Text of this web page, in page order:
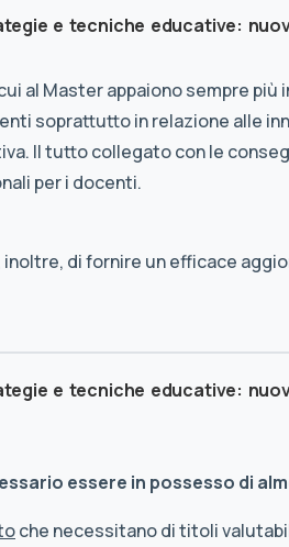
e tecniche educative:
al Master appaiono sempre
soprattutto in relazione alle
Il tutto collegato con le
per i docenti.
di fornire un efficace
e tecniche educative:
essere in possesso di
che necessitano di titoli